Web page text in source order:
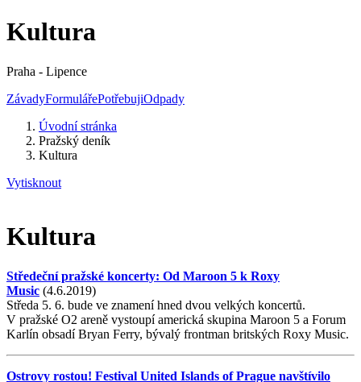
Kultura
Praha - Lipence
ZávadyFormulářePotřebujiOdpady
Úvodní stránka
Pražský deník
Kultura
Vytisknout
Kultura
Středeční pražské koncerty: Od Maroon 5 k Roxy
Music (4.6.2019)
Středa 5. 6. bude ve znamení hned dvou velkých koncertů.
V pražské O2 areně vystoupí americká skupina Maroon 5 a Forum
Karlín obsadí Bryan Ferry, bývalý frontman britských Roxy Music.
Ostrovy rostou! Festival United Islands of Prague navštívilo